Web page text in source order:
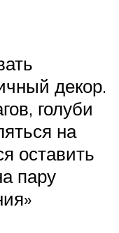
декор.
голуби
на
оставить
пару